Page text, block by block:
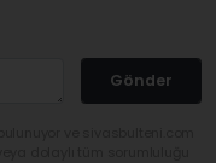
Gönder